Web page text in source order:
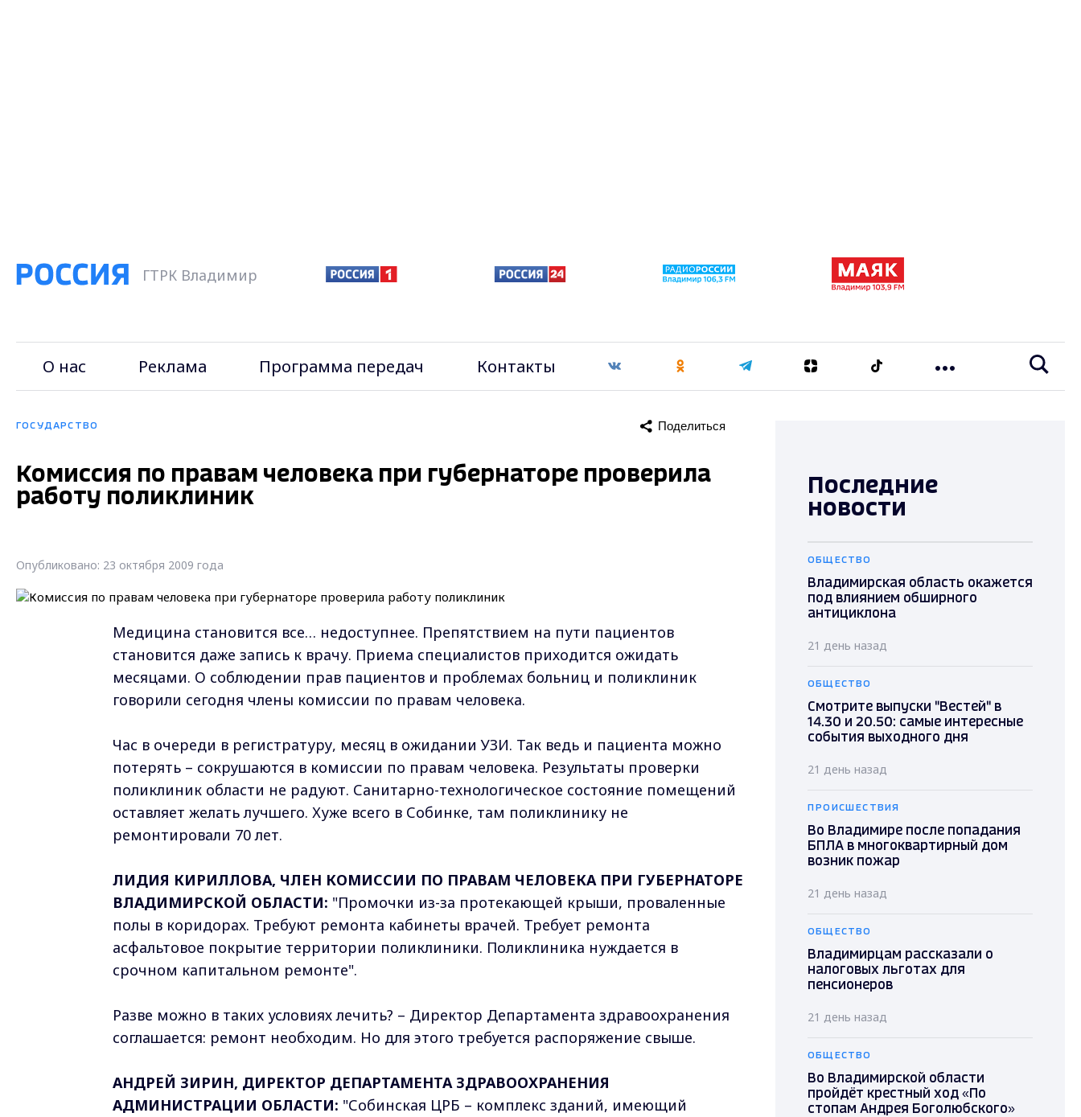
ГТРК Владимир
О нас Реклама Программа передач Контакты
ГОСУДАРСТВО Поделиться
Комиссия по правам человека при губернаторе проверила
работу поликлиник
Опубликовано: 23 октября 2009 года
Медицина становится все… недоступнее. Препятствием на пути пациентов
становится даже запись к врачу. Приема специалистов приходится ожидать
месяцами. О соблюдении прав пациентов и проблемах больниц и поликлиник
говорили сегодня члены комиссии по правам человека.
Час в очереди в регистратуру, месяц в ожидании УЗИ. Так ведь и пациента можно
потерять – сокрушаются в комиссии по правам человека. Результаты проверки
поликлиник области не радуют. Санитарно-технологическое состояние помещений
оставляет желать лучшего. Хуже всего в Собинке, там поликлинику не
ремонтировали 70 лет.
ЛИДИЯ КИРИЛЛОВА, ЧЛЕН КОМИССИИ ПО ПРАВАМ ЧЕЛОВЕКА ПРИ ГУБЕРНАТОРЕ
ВЛАДИМИРСКОЙ ОБЛАСТИ: "Промочки из-за протекающей крыши, проваленные
полы в коридорах. Требуют ремонта кабинеты врачей. Требует ремонта
асфальтовое покрытие территории поликлиники. Поликлиника нуждается в
срочном капитальном ремонте".
Разве можно в таких условиях лечить? – Директор Департамента здравоохранения
соглашается: ремонт необходим. Но для этого требуется распоряжение свыше.
АНДРЕЙ ЗИРИН, ДИРЕКТОР ДЕПАРТАМЕНТА ЗДРАВООХРАНЕНИЯ
АДМИНИСТРАЦИИ ОБЛАСТИ: "Собинская ЦРБ – комплекс зданий, имеющий
Последние
новости
ОБЩЕСТВО
Владимирская область окажется
под влиянием обширного
антициклона
21 день назад
ОБЩЕСТВО
Смотрите выпуски "Вестей" в
14.30 и 20.50: самые интересные
события выходного дня
21 день назад
ПРОИСШЕСТВИЯ
Во Владимире после попадания
БПЛА в многоквартирный дом
возник пожар
21 день назад
ОБЩЕСТВО
Владимирцам рассказали о
налоговых льготах для
пенсионеров
21 день назад
ОБЩЕСТВО
Во Владимирской области
пройдёт крестный ход «По
стопам Андрея Боголюбского»